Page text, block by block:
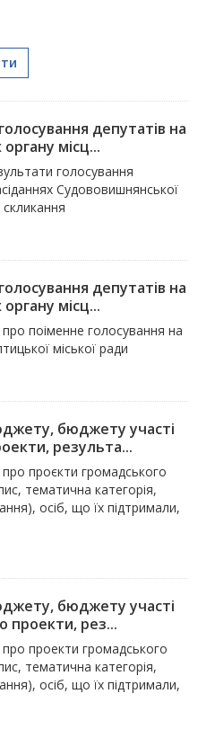
депутатів на
місц...
голосування
Судововишнянської
депутатів на
місц...
поіменне голосування на
міської ради
бюджету участі
результа...
проєкти громадського
тематична категорія,
осіб, що їх підтримали,
бюджету участі
проекти, рез...
проекти громадського
тематична категорія,
осіб, що їх підтримали,